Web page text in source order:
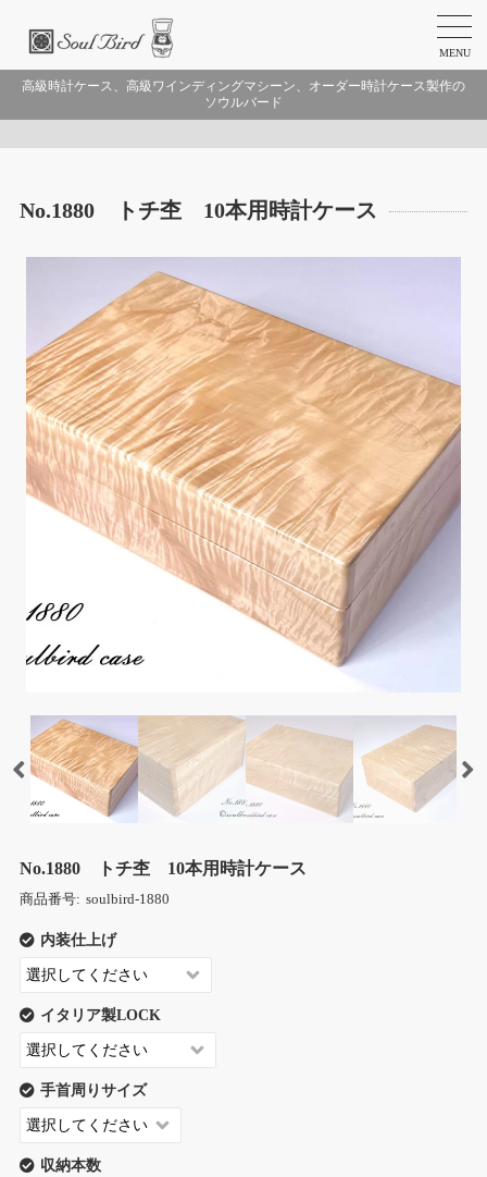
MENU
高級時計ケース、高級ワインディングマシーン、オーダー時計ケース製作の
ソウルバード
No.1880 トチ杢 10本用時計ケース
No.1880 トチ杢 10本用時計ケース
商品番号: soulbird-1880
内装仕上げ
イタリア製LOCK
手首周りサイズ
収納本数